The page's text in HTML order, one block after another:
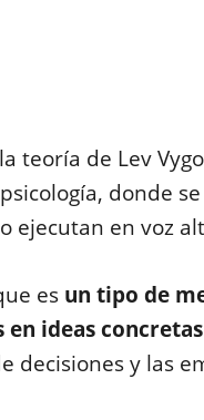
teoría de Lev
donde
ejecutan en voz
es un tipo de
ideas concretas
decisiones y las